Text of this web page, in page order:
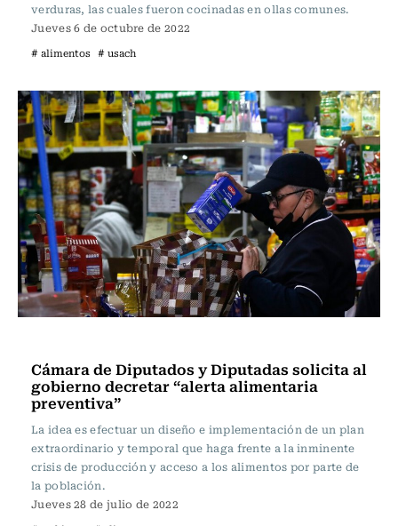
verduras, las cuales fueron cocinadas en ollas comunes.
Jueves 6 de octubre de 2022
# alimentos # usach
Cámara de Diputados y Diputadas solicita al
gobierno decretar “alerta alimentaria
preventiva”
La idea es efectuar un diseño e implementación de un plan
extraordinario y temporal que haga frente a la inminente
crisis de producción y acceso a los alimentos por parte de
la población.
Jueves 28 de julio de 2022